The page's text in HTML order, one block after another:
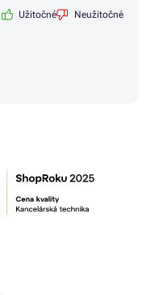
Užitočné Neužitočné